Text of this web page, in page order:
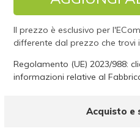
Il prezzo è esclusivo per
differente dal prezzo che trovi
Regolamento (UE) 2023/988:
informazioni relative al
Acquisto e